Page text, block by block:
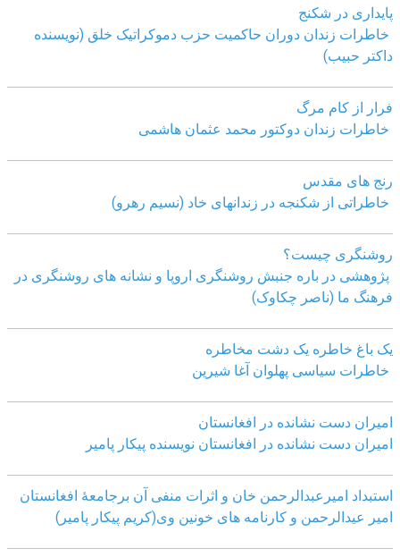
پایداری در شکنج
خاطرات زندان دوران حاکمیت حزب دموکراتیک خلق (نویسنده
داکتر حبیب)
فرار از کام مرگ
خاطرات زندان دوکتور محمد عثمان هاشمی
رنج های مقدس
خاطراتی از شکنجه در زندانهای خاد (نسیم رهرو)
روشنگری چیست؟
پژوهشی در باره جنبش روشنگری اروپا و نشانه های روشنگری در
فرهنگ ما (ناصر چکاوک)
یک باغ خاطره یک دشت مخاطره
خاطرات سیاسی پهلوان آغا شیرین
امیران دست نشانده در افغانستان
امیران دست نشانده در افغانستان نویسنده پیکار پامیر
استبداد امیرعبدالرحمن خان و اثرات منفی آن برجامعۀ افغانستان
امیر عیدالرحمن و کارنامه های خونین وی(کریم پیکار پامیر)